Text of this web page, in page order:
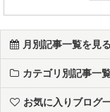
月別記事一覧を見る
カテゴリ別記事一
お気に入りブログ